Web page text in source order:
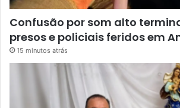
Confusão por som alto
presos e policiais feridos em
15 minutos atrás